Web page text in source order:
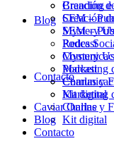
Branding
Creación
SEM –
Redes
Mystery
Podcast
Marketing
Charlas y
Kit digital
Blog
Contacto
Creación
SEM –
Mystery
Podcast
Marketing
Charlas y
Kit digital
Caviar Online
Blog
Contacto